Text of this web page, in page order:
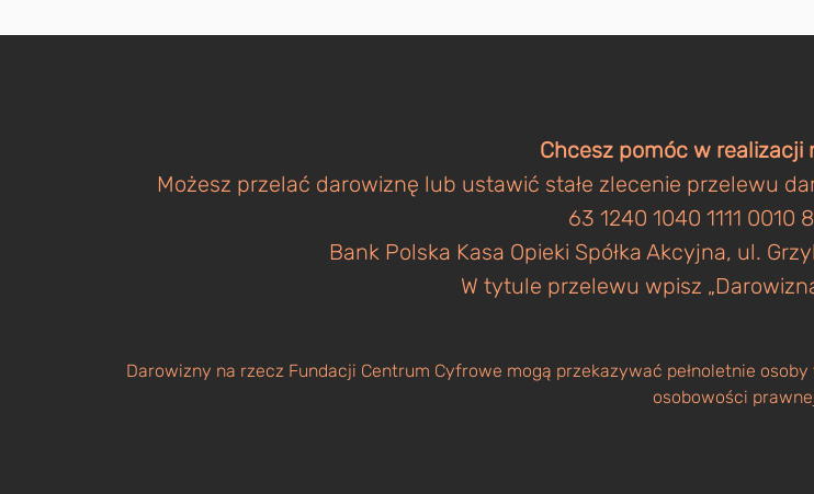
Chcesz pomóc w realizacji
Możesz przelać darowiznę lub ustawić stałe zlecenie przelewu
63 1240 1040 1111 0010
Bank Polska Kasa Opieki Spółka Akcyjna, ul.
W tytule przelewu wpisz
Darowizny na rzecz Fundacji Centrum Cyfrowe mogą przekazywać pełnoletnie
osobowości